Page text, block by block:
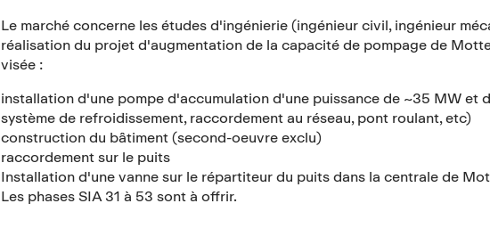
Le marché concerne les études d'ingénierie (ingénieur civil, ingénieur
réalisation du projet d'augmentation de la capacité de pompage de
visée :
installation d'une pompe d'accumulation d'une puissance de ~35 MW et
système de refroidissement, raccordement au réseau, pont roulant, etc)
construction du bâtiment (second-oeuvre exclu)
raccordement sur le puits
Installation d'une vanne sur le répartiteur du puits dans la centrale de
Les phases SIA 31 à 53 sont à offrir.